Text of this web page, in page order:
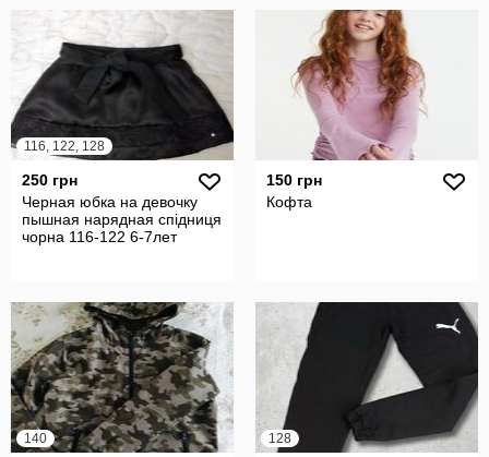
116, 122, 128
250 грн
Черная юбка на девочку
пышная нарядная спідниця
чорна 116-122 6-7лет
150 грн
Кофта
140 128